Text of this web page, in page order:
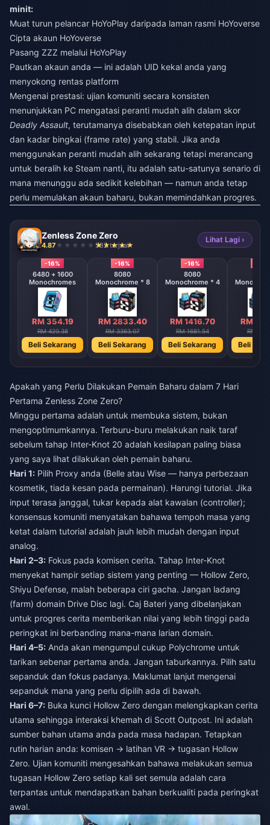
minit:
Muat turun pelancar HoYoPlay daripada laman rasmi HoYoverse
Cipta akaun HoYoverse
Pasang ZZZ melalui HoYoPlay
Pautkan akaun anda — ini adalah UID kekal anda yang
menyokong rentas platform
Mengenai prestasi: ujian komuniti secara konsisten
menunjukkan PC mengatasi peranti mudah alih dalam skor
Deadly Assault, terutamanya disebabkan oleh ketepatan input
dan kadar bingkai (frame rate) yang stabil. Jika anda
menggunakan peranti mudah alih sekarang tetapi merancang
untuk beralih ke Steam nanti, itu adalah satu-satunya senario di
mana menunggu ada sedikit kelebihan — namun anda tetap
perlu memulakan akaun baharu, bukan memindahkan progres.
Zenless Zone Zero
4.87 582 terjual
Lihat Lagi ›
-16%
6480 + 1600
Monochromes
RM 354.19
RM 420.38
Beli Sekarang
-16%
8080
Monochrome * 8
RM 2833.40
RM 3363.07
Beli Sekarang
-16%
8080
Monochrome * 4
RM 1416.70
RM 1681.54
Beli Sekarang
RM
RM
Beli
Apakah yang Perlu Dilakukan Pemain Baharu dalam 7 Hari
Pertama Zenless Zone Zero?
Minggu pertama adalah untuk membuka sistem, bukan
mengoptimumkannya. Terburu-buru melakukan naik taraf
sebelum tahap Inter-Knot 20 adalah kesilapan paling biasa
yang saya lihat dilakukan oleh pemain baharu.
Hari 1: Pilih Proxy anda (Belle atau Wise — hanya perbezaan
kosmetik, tiada kesan pada permainan). Harungi tutorial. Jika
input terasa janggal, tukar kepada alat kawalan (controller);
konsensus komuniti menyatakan bahawa tempoh masa yang
ketat dalam tutorial adalah jauh lebih mudah dengan input
analog.
Hari 2–3: Fokus pada komisen cerita. Tahap Inter-Knot
menyekat hampir setiap sistem yang penting — Hollow Zero,
Shiyu Defense, malah beberapa ciri gacha. Jangan ladang
(farm) domain Drive Disc lagi. Caj Bateri yang dibelanjakan
untuk progres cerita memberikan nilai yang lebih tinggi pada
peringkat ini berbanding mana-mana larian domain.
Hari 4–5: Anda akan mengumpul cukup Polychrome untuk
tarikan sebenar pertama anda. Jangan taburkannya. Pilih satu
sepanduk dan fokus padanya. Maklumat lanjut mengenai
sepanduk mana yang perlu dipilih ada di bawah.
Hari 6–7: Buka kunci Hollow Zero dengan melengkapkan cerita
utama sehingga interaksi khemah di Scott Outpost. Ini adalah
sumber bahan utama anda pada masa hadapan. Tetapkan
rutin harian anda: komisen → latihan VR → tugasan Hollow
Zero. Ujian komuniti mengesahkan bahawa melakukan semua
tugasan Hollow Zero setiap kali set semula adalah cara
terpantas untuk mendapatkan bahan berkualiti pada peringkat
awal.